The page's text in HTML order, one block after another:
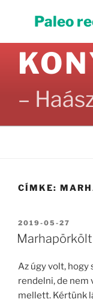
Paleo
–
CÍMKE:
BEKÜLDVE:
2019-05-27
Az úgy volt,
rendelni, de nem
mellett. Kértünk